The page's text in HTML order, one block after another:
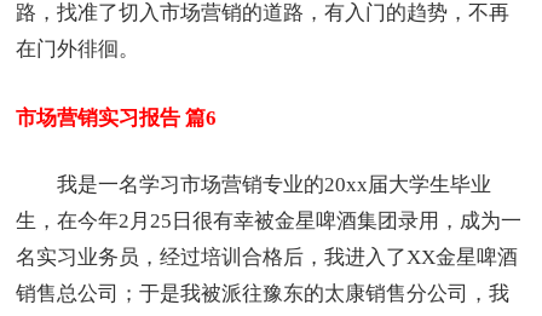
路，找准了切入市场营销的道路，有入门的趋势，不再
在门外徘徊。
市场营销实习报告 篇6
我是一名学习市场营销专业的20xx届大学生毕业
生，在今年2月25日很有幸被金星啤酒集团录用，成为一
名实习业务员，经过培训合格后，我进入了XX金星啤酒
销售总公司；于是我被派往豫东的太康销售分公司，我